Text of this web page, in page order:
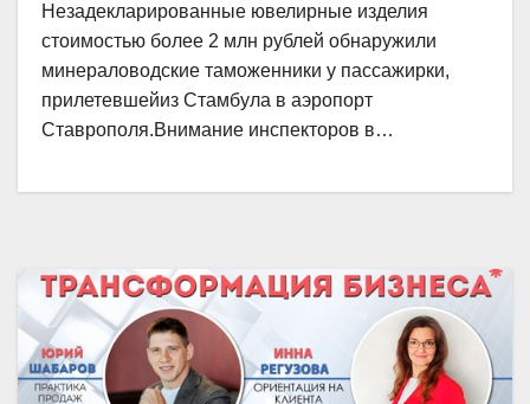
Незадекларированные ювелирные изделия
стоимостью более 2 млн рублей обнаружили
минераловодские таможенники у пассажирки,
прилетевшейиз Стамбула в аэропорт
Ставрополя.Внимание инспекторов в…